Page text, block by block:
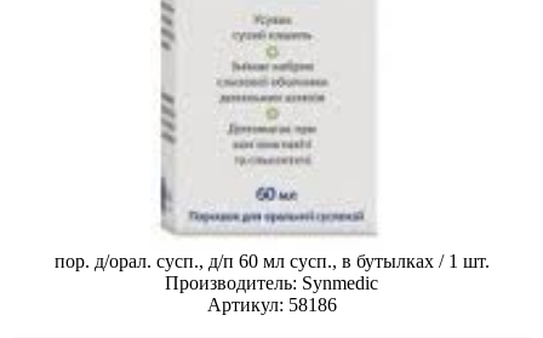
пор. д/орал. сусп., д/п 60 мл сусп., в бутылках / 1 шт.
Производитель: Synmedic
Артикул: 58186